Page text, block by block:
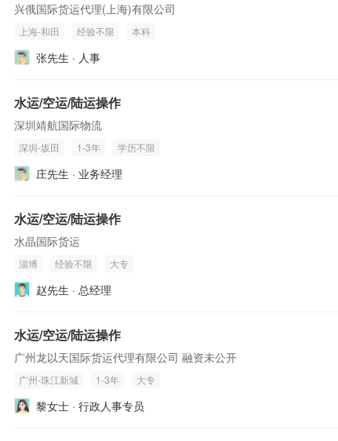
兴俄国际货运代理(上海)有限公司
上海-和田 经验不限 本科
张先生 · 人事
水运/空运/陆运操作
深圳靖航国际物流
深圳-坂田 1-3年 学历不限
庄先生 · 业务经理
水运/空运/陆运操作
水晶国际货运
淄博 经验不限 大专
赵先生 · 总经理
水运/空运/陆运操作
广州龙以天国际货运代理有限公司 融资未公开
广州-珠江新城 1-3年 大专
黎女士 · 行政人事专员